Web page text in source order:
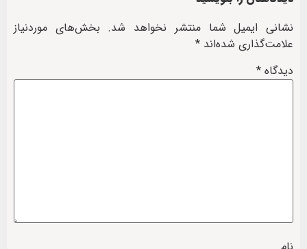
نشانی ایمیل شما منتشر نخواهد شد. بخش‌های موردنیاز
علامت‌گذاری شده‌اند *
دیدگاه *